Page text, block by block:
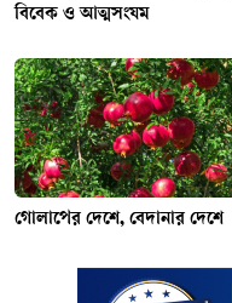
বিবেক ও আত্মসংযম
গোলাপের দেশে, বেদানার দেশে